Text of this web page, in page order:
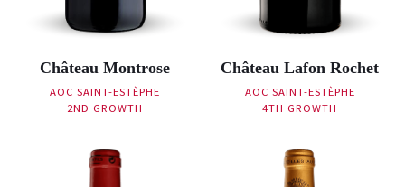
Château Montrose
AOC SAINT-ESTÈPHE
2ND GROWTH
Château Lafon Rochet
AOC SAINT-ESTÈPHE
4TH GROWTH